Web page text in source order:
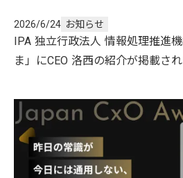
2026/6/24 お知らせ
IPA 独立行政法人 情報処理推進
ま」にCEO 洛西の紹介が掲載さ